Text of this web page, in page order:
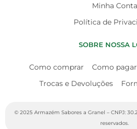
Minha Conta
Política de
SOBRE NOSSA
Como comprar Como pagar
Trocas e Devoluções
© 2025 Armazém Sabores a Granel – CNPJ:
reservados.